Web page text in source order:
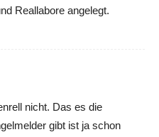
Reallabore angelegt.
nicht. Das es die
gibt ist ja schon